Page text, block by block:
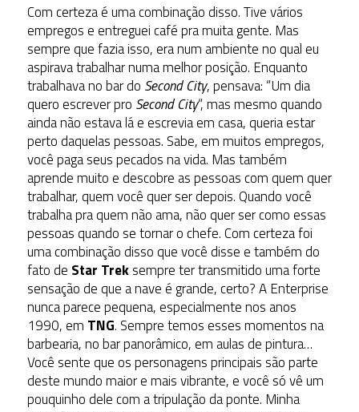
Com certeza é uma combinação disso. Tive vários
empregos e entreguei café pra muita gente. Mas
sempre que fazia isso, era num ambiente no qual eu
aspirava trabalhar numa melhor posição. Enquanto
trabalhava no bar do Second City, pensava: “Um dia
quero escrever pro Second City“, mas mesmo quando
ainda não estava lá e escrevia em casa, queria estar
perto daquelas pessoas. Sabe, em muitos empregos,
você paga seus pecados na vida. Mas também
aprende muito e descobre as pessoas com quem quer
trabalhar, quem você quer ser depois. Quando você
trabalha pra quem não ama, não quer ser como essas
pessoas quando se tornar o chefe. Com certeza foi
uma combinação disso que você disse e também do
fato de Star Treksempre ter transmitido uma forte
sensação de que a nave é grande, certo? A Enterprise
nunca parece pequena, especialmente nos anos
1990, em TNG. Sempre temos esses momentos na
barbearia, no bar panorâmico, em aulas de pintura…
Você sente que os personagens principais são parte
deste mundo maior e mais vibrante, e você só vê um
pouquinho dele com a tripulação da ponte. Minha